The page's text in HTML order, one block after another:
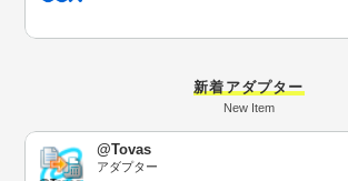
新着アダプター
New Item
@Tovas
アダプター